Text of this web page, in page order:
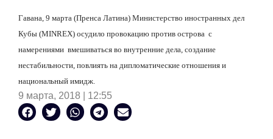
Гавана, 9 марта (Пренса Латина) Министерство иностранных дел
Кубы (MINREX) осудило провокацию против острова с
намерениями вмешиваться во внутренние дела, создание
нестабильности, повлиять на дипломатические отношения и
национальный имидж.
9 марта, 2018 | 12:55